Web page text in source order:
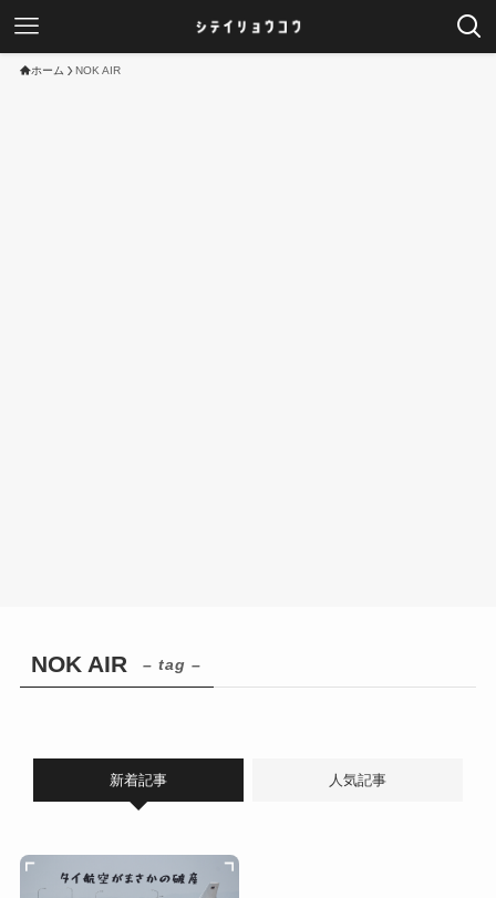
ホーム NOK AIR
NOK AIR – tag –
新着記事 人気記事